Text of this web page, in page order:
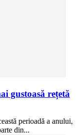
gustoasă rețetă
perioadă a anului,
din...